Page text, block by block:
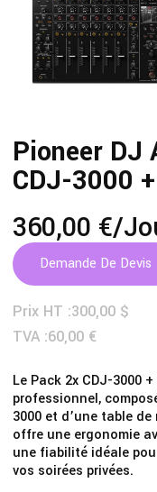
Pioneer DJ
CDJ-3000
360,00 €/
Demande De Devis
Prix HT :300,00 $
TVA :60,00 €
Le Pack 2x CDJ-3000
professionnel,
3000 et d’une table
offre une ergonomie
une fiabilité idéale
vos soirées privées.